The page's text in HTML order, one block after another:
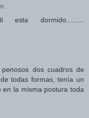
esta dormido.........
dos cuadros de
todas formas, tenía un
en la misma postura toda